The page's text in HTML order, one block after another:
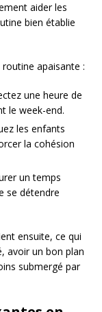
aider les
bien établie
apaisante :
une heure de
le week-end.
les enfants
la cohésion
un temps
se détendre
ensuite, ce qui
avoir un bon plan
submergé par